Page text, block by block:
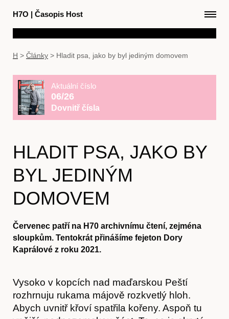
H7O | Časopis Host
H > Články > Hladit psa, jako by byl jediným domovem
Aktuální číslo
06/26
Dovnitř čísla
HLADIT PSA, JAKO BY
BYL JEDINÝM
DOMOVEM
Červenec patří na H70 archivnímu čtení, zejména
sloupkům. Tentokrát přinášíme fejeton Dory
Kaprálové z roku 2021.
Vysoko v kopcích nad maďarskou Peští
rozhrnuju rukama májově rozkvetlý hloh.
Abych uvnitř křoví spatřila kořeny. Aspoň tu